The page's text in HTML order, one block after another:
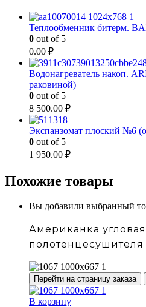
Теплообменник битерм.
0 out of 5
0.00 ₽
Водонагреватель накоп.
раковиной)
0 out of 5
8 500.00 ₽
Экспанзомат плоский №6
0 out of 5
1 950.00 ₽
Похожие товары
Вы добавили выбранный
Американка
полотенцесушителя
Перейти на страницу заказа
В корзину